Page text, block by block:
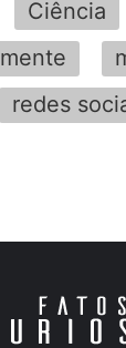
Ciência
mente
redes